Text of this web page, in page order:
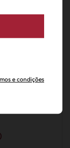
e condições